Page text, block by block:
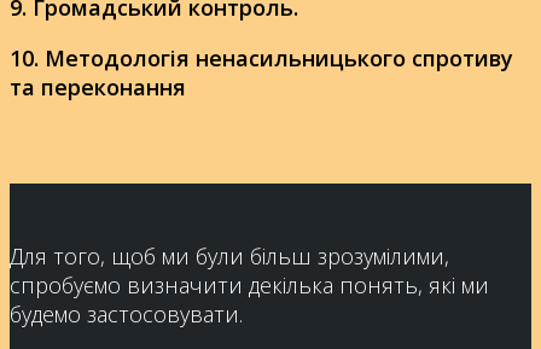
9. Громадський контроль.
10. Методологія ненасильницького спротиву
та переконання
Для того, щоб ми були більш зрозумілими,
спробуємо визначити декілька понять, які ми
будемо застосовувати.